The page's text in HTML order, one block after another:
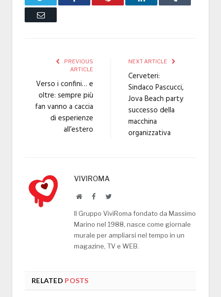
Email
PREVIOUS
ARTICLE
Verso i confini… e
oltre: sempre più
fan vanno a caccia
di esperienze
all’estero
NEXT ARTICLE
Cerveteri:
Sindaco Pascucci,
Jova Beach party
successo della
macchina
organizzativa
VIVIROMA
WebsiteFacebookTwitter
Il Gruppo ViviRoma fondato da Massimo
Marino nel 1988, nasce come giornale
murale per ampliarsi nel tempo in un
magazine, TV e WEB.
RELATED POSTS